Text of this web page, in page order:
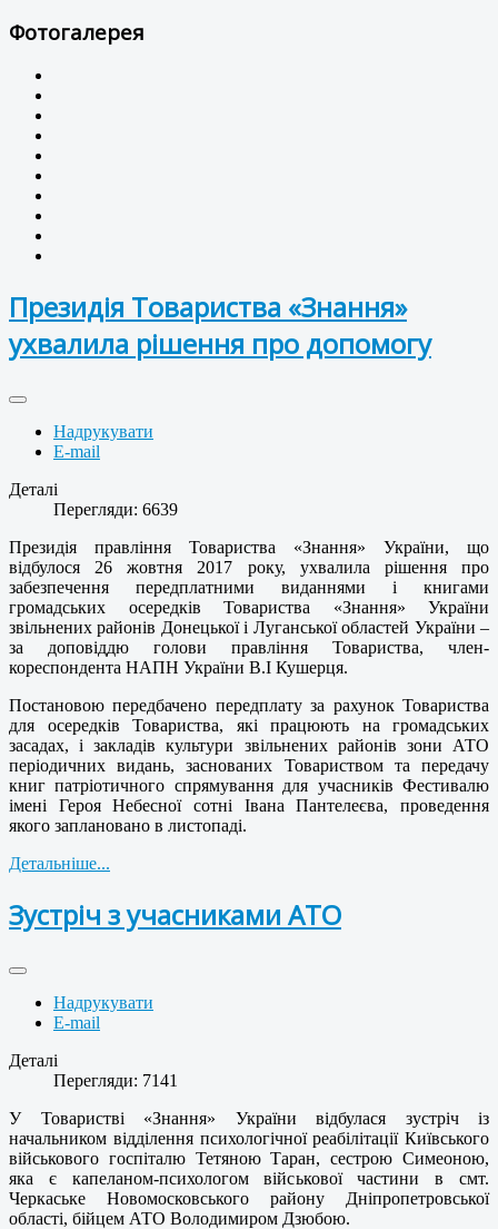
Фотогалерея
Президія Товариства «Знання»
ухвалила рішення про допомогу
Надрукувати
E-mail
Деталі
Перегляди: 6639
Президія правління Товариства «Знання» України, що
відбулося 26 жовтня 2017 року, ухвалила рішення про
забезпечення передплатними виданнями і книгами
громадських осередків Товариства «Знання» України
звільнених районів Донецької і Луганської областей України –
за доповіддю голови правління Товариства, член-
кореспондента НАПН України В.І Кушерця.
Постановою передбачено передплату за рахунок Товариства
для осередків Товариства, які працюють на громадських
засадах, і закладів культури звільнених районів зони АТО
періодичних видань, заснованих Товариством та передачу
книг патріотичного спрямування для учасників Фестивалю
імені Героя Небесної сотні Івана Пантелеєва, проведення
якого заплановано в листопаді.
Детальніше...
Зустріч з учасниками АТО
Надрукувати
E-mail
Деталі
Перегляди: 7141
У Товаристві «Знання» України відбулася зустріч із
начальником відділення психологічної реабілітації Київського
військового госпіталю Тетяною Таран, сестрою Симеоною,
яка є капеланом-психологом військової частини в смт.
Черкаське Новомосковського району Дніпропетровської
області, бійцем АТО Володимиром Дзюбою.